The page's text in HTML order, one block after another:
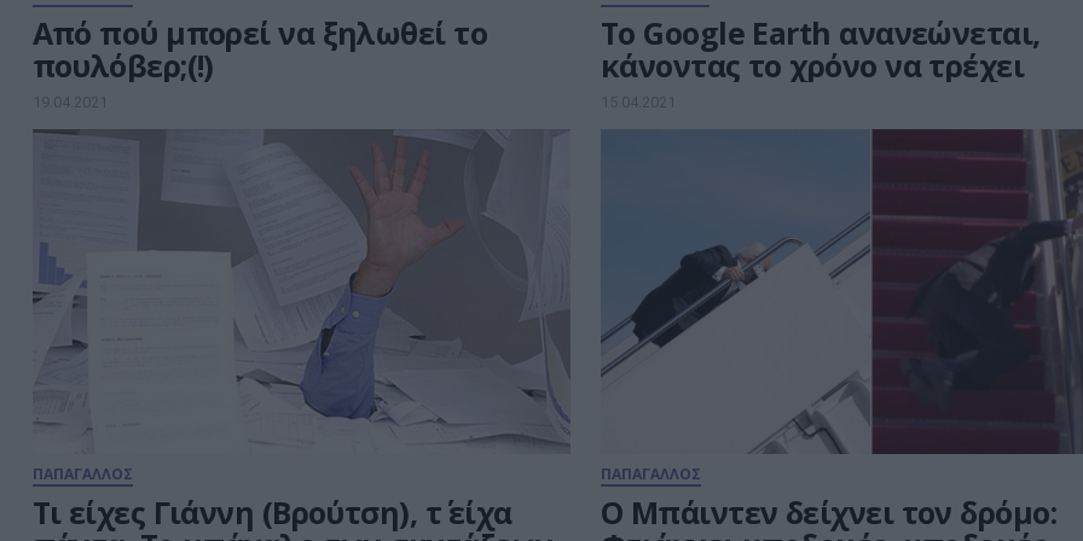
Από πού μπορεί να ξηλωθεί το
πουλόβερ;(!)
19.04.2021
To Google Earth ανανεώνεται,
κάνοντας το χρόνο να τρέχει
15.04.2021
ΠΑΠΑΓΑΛΛΟΣ
Tι είχες Γιάννη (Βρούτση), τ΄ είχα
ΠΑΠΑΓΑΛΛΟΣ
Ο Μπάιντεν δείχνει τον δρόμο: